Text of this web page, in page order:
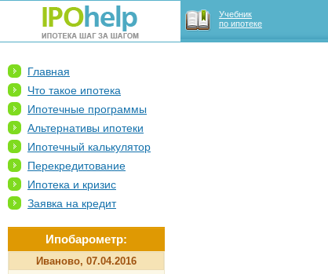
Учебник
по ипотеке
Главная
Что такое ипотека
Ипотечные программы
Альтернативы ипотеки
Ипотечный калькулятор
Перекредитование
Ипотека и кризис
Заявка на кредит
Ипобарометр:
Иваново, 07.04.2016